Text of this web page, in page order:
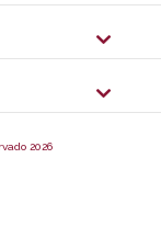
2026